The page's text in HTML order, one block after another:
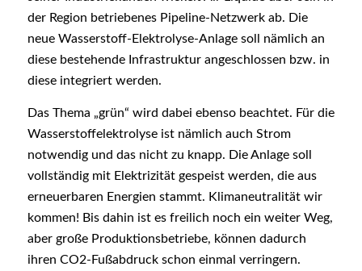
der Region betriebenes Pipeline-Netzwerk ab. Die
neue Wasserstoff-Elektrolyse-Anlage soll nämlich an
diese bestehende Infrastruktur angeschlossen bzw. in
diese integriert werden.
Das Thema „grün“ wird dabei ebenso beachtet. Für die
Wasserstoffelektrolyse ist nämlich auch Strom
notwendig und das nicht zu knapp. Die Anlage soll
vollständig mit Elektrizität gespeist werden, die aus
erneuerbaren Energien stammt. Klimaneutralität wir
kommen! Bis dahin ist es freilich noch ein weiter Weg,
aber große Produktionsbetriebe, können dadurch
ihren CO2-Fußabdruck schon einmal verringern.